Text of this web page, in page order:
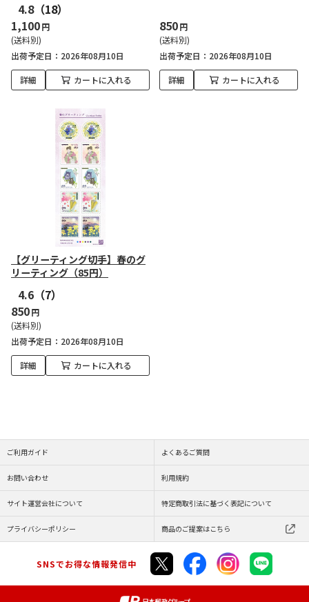
4.8（18）
1,100円
(送料別)
出荷予定日
2026年08月10日
詳細 カートに入れる
850円
(送料別)
出荷予定日
2026年08月10日
詳細 カートに入れる
【グリーティング切手】春のグ
リーティング（85円）
4.6 （7）
850円
(送料別)
出荷予定日
2026年08月10日
詳細 カートに入れる
ご利用ガイド よくあるご質問
お問い合わせ 利用規約
サイト運営会社について 特定商取引法に基づく表記について
プライバシーポリシー 商品のご提案はこちら
SNSでお得な情報発信中